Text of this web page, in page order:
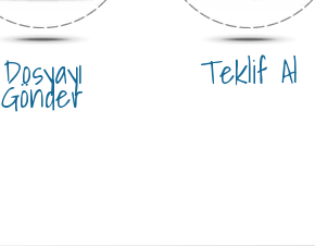
Dosyayı
Gönder Teklif Al